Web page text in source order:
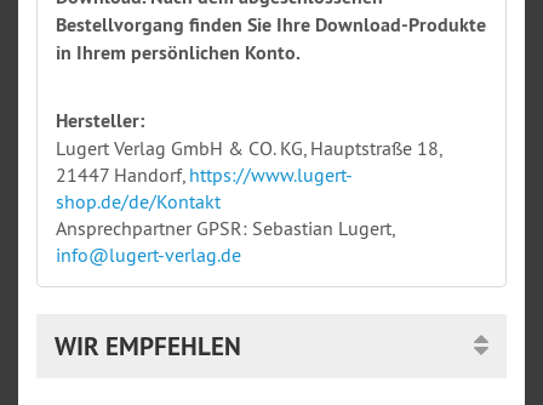
Bestellvorgang finden Sie Ihre Download-Produkte
in Ihrem persönlichen Konto.
Hersteller:
Lugert Verlag GmbH & CO. KG, Hauptstraße 18,
21447 Handorf, https://www.lugert-
shop.de/de/Kontakt
Ansprechpartner GPSR: Sebastian Lugert,
info@lugert-verlag.de
WIR EMPFEHLEN